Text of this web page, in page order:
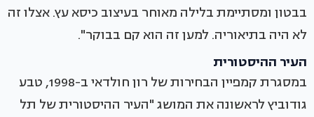
בבטון ומסתיימת בלילה מאוחר בעיצוב כיסא עץ. אצלו זה
לא היה בתיאוריה. למען זה הוא קם בבוקר".
העיר ההיסטורית
במסגרת קמפיין הבחירות של רון חולדאי ב-1998, טבע
גודוביץ לראשונה את המושג "העיר ההיסטורית של תל